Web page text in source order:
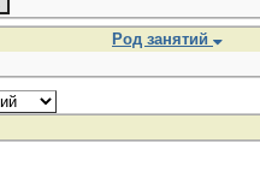
Род занятий